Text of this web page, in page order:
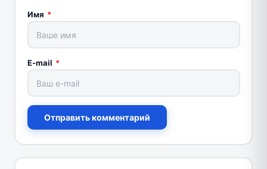
Имя *
E-mail *
Отправить комментарий